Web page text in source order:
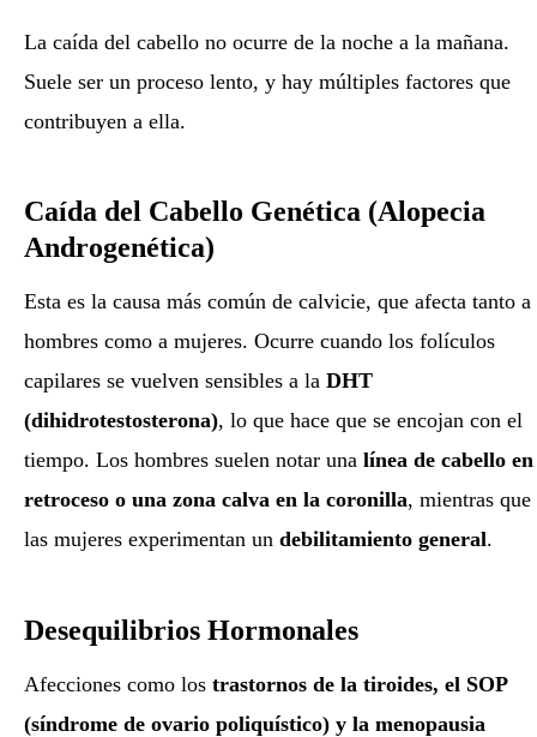
La caída del cabello no ocurre de la noche a la mañana.
Suele ser un proceso lento, y hay múltiples factores que
contribuyen a ella.
Caída del Cabello Genética (Alopecia
Androgenética)
Esta es la causa más común de calvicie, que afecta tanto a
hombres como a mujeres. Ocurre cuando los folículos
capilares se vuelven sensibles a la DHT
(dihidrotestosterona), lo que hace que se encojan con el
tiempo. Los hombres suelen notar una línea de cabello en
retroceso o una zona calva en la coronilla, mientras que
las mujeres experimentan un debilitamiento general.
Desequilibrios Hormonales
Afecciones como los trastornos de la tiroides, el SOP
(síndrome de ovario poliquístico) y la menopausia